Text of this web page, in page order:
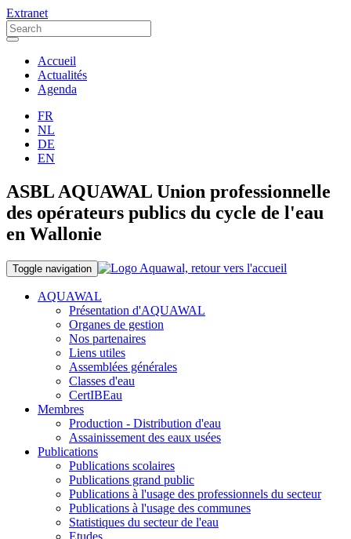
Extranet
Accueil
Actualités
Agenda
FR
NL
DE
EN
ASBL AQUAWAL Union professionnelle
des opérateurs publics du cycle de l'eau
en Wallonie
Toggle navigation
AQUAWAL
Présentation d'AQUAWAL
Organes de gestion
Nos partenaires
Liens utiles
Assemblées générales
Classes d'eau
CertIBEau
Membres
Production - Distribution d'eau
Assainissement des eaux usées
Publications
Publications scolaires
Publications grand public
Publications à l'usage des professionnels du secteur
Publications à l'usage des communes
Statistiques du secteur de l'eau
Etudes